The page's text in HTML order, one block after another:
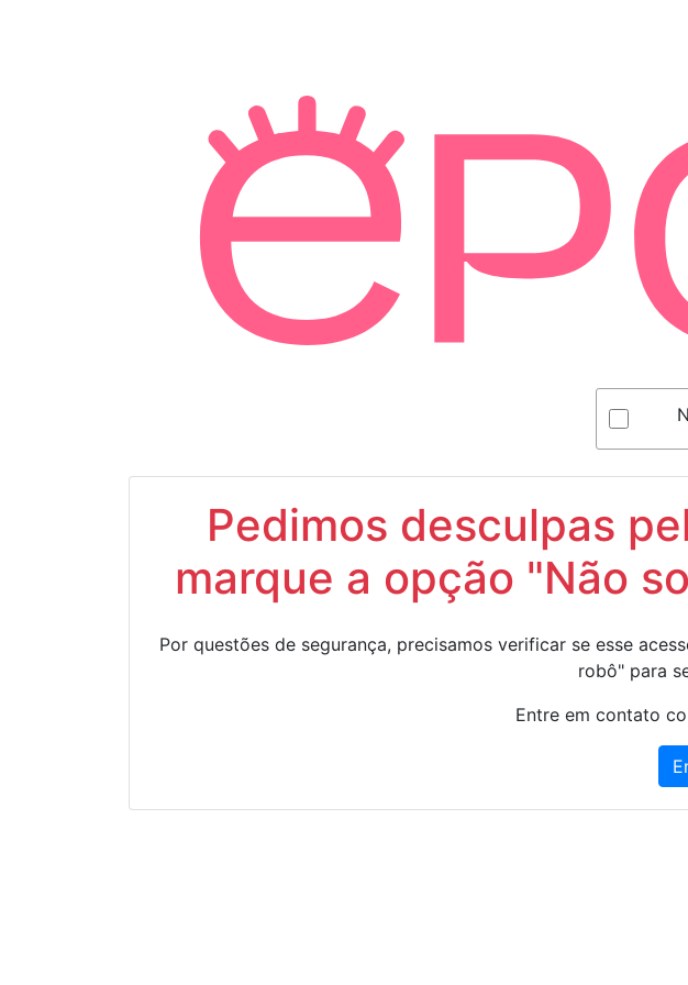
Pedimos desculpas
marque a opção "Não
Por questões de segurança, precisamos verificar se esse
robô" para
Entre em contato